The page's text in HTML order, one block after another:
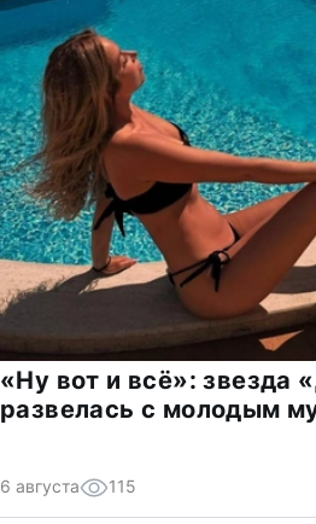
«Ну вот и всё»: звезда
развелась с молодым
6 августа 115